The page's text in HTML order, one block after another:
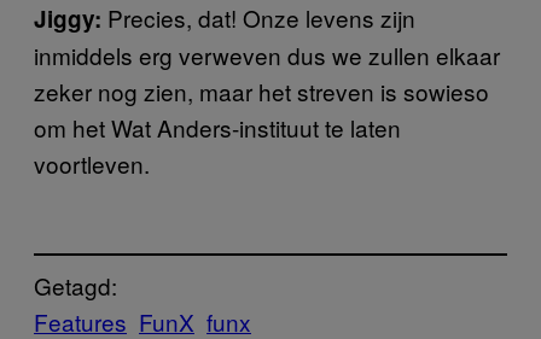
Jiggy: Precies, dat! Onze levens zijn
inmiddels erg verweven dus we zullen elkaar
zeker nog zien, maar het streven is sowieso
om het Wat Anders-instituut te laten
voortleven.
Getagd:
Features FunX funx